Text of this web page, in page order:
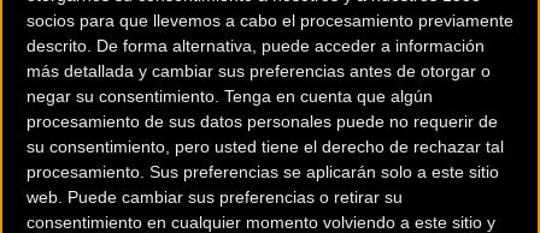
socios para que llevemos a cabo el procesamiento previamente
descrito. De forma alternativa, puede acceder a información
más detallada y cambiar sus preferencias antes de otorgar o
negar su consentimiento. Tenga en cuenta que algún
procesamiento de sus datos personales puede no requerir de
su consentimiento, pero usted tiene el derecho de rechazar tal
procesamiento. Sus preferencias se aplicarán solo a este sitio
web. Puede cambiar sus preferencias o retirar su
consentimiento en cualquier momento volviendo a este sitio y
Sub23.
La Comisión Delegada de la RFEC ha aprobado en su
última reunión el calendario 2019 de la Copa de
España Junior Cofidis y de la Copa de España Élite-
Sub23. La primera de ellas en arrancar será la Copa de
España Élite-Sub23, que dará comienzo el 24 de